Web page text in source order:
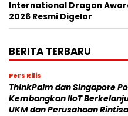
International Dragon
2026 Resmi Digelar
BERITA TERBARU
Pers Rilis
ThinkPalm dan Singapore
Kembangkan IIoT
UKM dan Perusahaan